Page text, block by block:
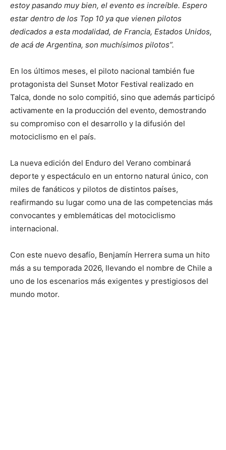
estoy pasando muy bien, el evento es increíble. Espero
estar dentro de los Top 10 ya que vienen pilotos
dedicados a esta modalidad, de Francia, Estados Unidos,
de acá de Argentina, son muchísimos pilotos”.
En los últimos meses, el piloto nacional también fue
protagonista del Sunset Motor Festival realizado en
Talca, donde no solo compitió, sino que además participó
activamente en la producción del evento, demostrando
su compromiso con el desarrollo y la difusión del
motociclismo en el país.
La nueva edición del Enduro del Verano combinará
deporte y espectáculo en un entorno natural único, con
miles de fanáticos y pilotos de distintos países,
reafirmando su lugar como una de las competencias más
convocantes y emblemáticas del motociclismo
internacional.
Con este nuevo desafío, Benjamín Herrera suma un hito
más a su temporada 2026, llevando el nombre de Chile a
uno de los escenarios más exigentes y prestigiosos del
mundo motor.